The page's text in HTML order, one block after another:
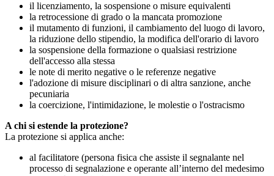
il licenziamento, la sospensione o misure equivalenti
la retrocessione di grado o la mancata promozione
il mutamento di funzioni, il cambiamento del luogo di lavoro,
la riduzione dello stipendio, la modifica dell'orario di lavoro
la sospensione della formazione o qualsiasi restrizione
dell'accesso alla stessa
le note di merito negative o le referenze negative
l'adozione di misure disciplinari o di altra sanzione, anche
pecuniaria
la coercizione, l'intimidazione, le molestie o l'ostracismo
A chi si estende la protezione?
La protezione si applica anche:
al facilitatore (persona fisica che assiste il segnalante nel
processo di segnalazione e operante all’interno del medesimo